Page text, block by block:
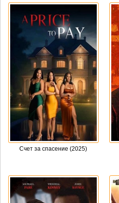
Счет за спасение (2025)